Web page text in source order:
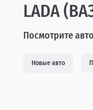
LADA
Посмотрите
Новые авто